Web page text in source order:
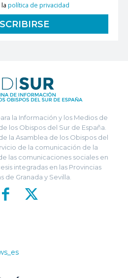
lapolítica de privacidad
la Información y los Medios de
los Obispos del Sur de España.
la Asamblea de los Obispos del
de la comunicación de la
las comunicaciones sociales en
integradas en las Provincias
de Granada y Sevilla.